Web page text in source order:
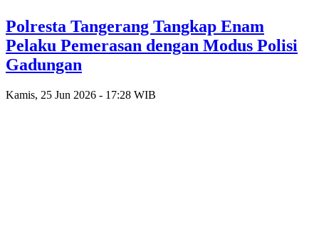
Polresta Tangerang Tangkap Enam
Pelaku Pemerasan dengan Modus Polisi
Gadungan
Kamis, 25 Jun 2026 - 17:28 WIB